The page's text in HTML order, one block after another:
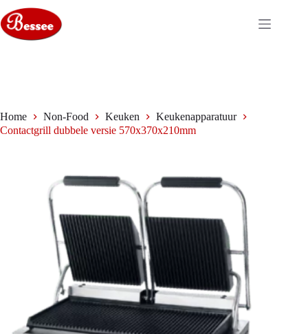
naar
de
inhoud
Home Non-Food Keuken
Keukenapparatuur
Contactgrill dubbele versie 570x370x210mm